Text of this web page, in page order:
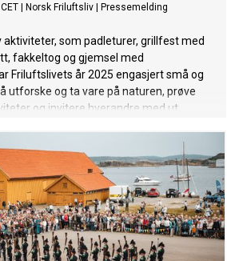
Norsk Friluftsliv Pressemelding
aktiviteter, som padleturer, grillfest med
fakkeltog og gjemsel med
Friluftslivets år 2025 engasjert små og
utforske og ta vare på naturen, prøve
og invitere hverandre med ut.